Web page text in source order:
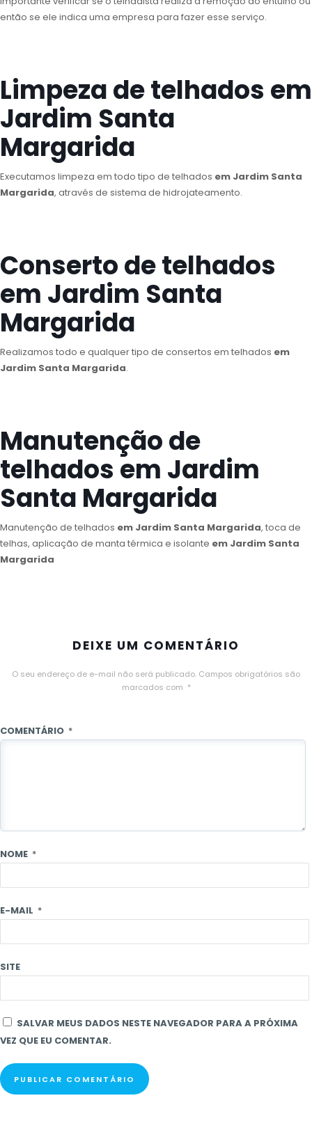
então se ele indica uma empresa para fazer esse serviço.
Limpeza de telhados em
Jardim Santa
Margarida
Executamos limpeza em todo tipo de telhados em Jardim Santa
Margarida, através de sistema de hidrojateamento.
Conserto de telhados
em Jardim Santa
Margarida
Realizamos todo e qualquer tipo de consertos em telhados em
Jardim Santa Margarida.
Manutenção de
telhados em Jardim
Santa Margarida
Manutenção de telhados em Jardim Santa Margarida, toca de
telhas, aplicação de manta térmica e isolante em Jardim Santa
Margarida
DEIXE UM COMENTÁRIO
O seu endereço de e-mail não será publicado. Campos obrigatórios são
marcados com *
COMENTÁRIO *
NOME *
E-MAIL *
SITE
SALVAR MEUS DADOS NESTE NAVEGADOR PARA A PRÓXIMA
VEZ QUE EU COMENTAR.